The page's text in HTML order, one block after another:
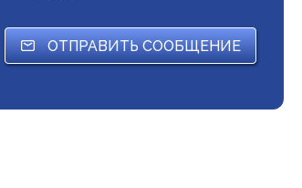
ОТПРАВИТЬ СООБЩЕНИЕ